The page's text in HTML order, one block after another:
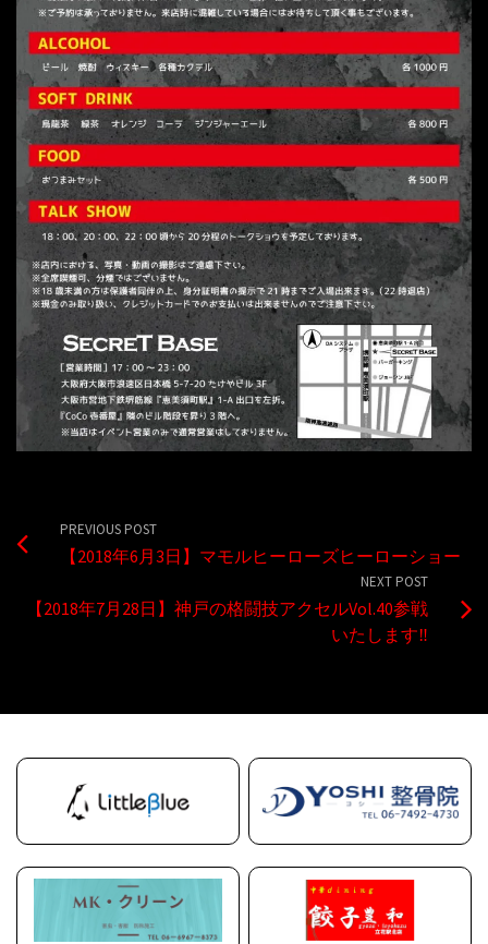
PREVIOUS POST
【2018年6月3日】マモルヒーローズヒーローショー
NEXT POST
【2018年7月28日】神戸の格闘技アクセルVol.40参戦
いたします‼︎